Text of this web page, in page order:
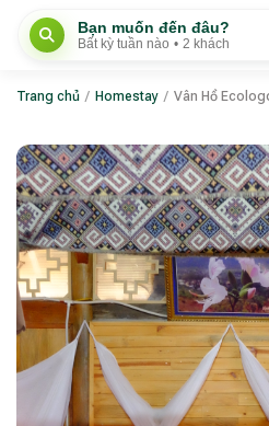
Bạn muốn đến đâu?
Bất kỳ tuần nào • 2 khách
Trang chủ / Homestay / Vân Hồ